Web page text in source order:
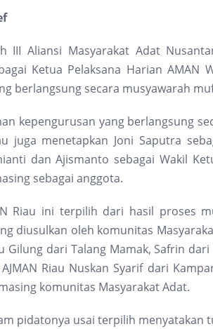
III Aliansi Masyarakat Adat
Ketua Pelaksana Harian AMAN
berlangsung secara musyawarah
kepengurusan yang berlangsung
juga menetapkan Joni Saputra
dan Ajismanto sebagai Wakil
sebagai anggota.
Riau ini terpilih dari hasil proses
diusulkan oleh komunitas
Gilung dari Talang Mamak, Safrin
Riau Nuskan Syarif dari
komunitas Masyarakat Adat.
pidatonya usai terpilih menyatakan